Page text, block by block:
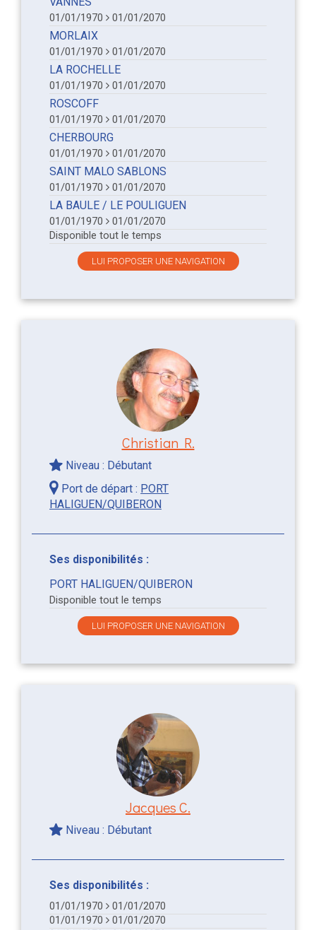
01/01/1970 01/01/2070
MORLAIX
01/01/1970 01/01/2070
LA ROCHELLE
01/01/1970 01/01/2070
ROSCOFF
01/01/1970 01/01/2070
CHERBOURG
01/01/1970 01/01/2070
SAINT MALO SABLONS
01/01/1970 01/01/2070
LA BAULE / LE POULIGUEN
01/01/1970
01/01/2070
Disponible tout le temps
LUI PROPOSER UNE NAVIGATION
Christian R.
Niveau : Débutant
Port de départ : PORT
HALIGUEN/QUIBERON
Ses disponibilités :
PORT HALIGUEN/QUIBERON
Disponible tout le temps
LUI PROPOSER UNE NAVIGATION
Jacques C.
Niveau : Débutant
Ses disponibilités :
01/01/1970
01/01/2070
01/01/1970
01/01/2070